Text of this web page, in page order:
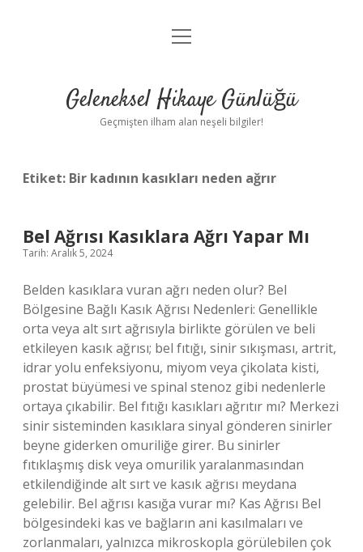
Anasayfa
Yasal Uyarı
menüyü
Geleneksel Hikaye Günlüğü
Geçmişten ilham alan neşeli bilgiler!
Etiket: Bir kadının kasıkları neden ağrır
Bel Ağrısı Kasıklara Ağrı Yapar Mı
Tarih: Aralık 5, 2024
Belden kasıklara vuran ağrı neden olur? Bel
Bölgesine Bağlı Kasık Ağrısı Nedenleri: Genellikle
orta veya alt sırt ağrısıyla birlikte görülen ve beli
etkileyen kasık ağrısı; bel fıtığı, sinir sıkışması, artrit,
idrar yolu enfeksiyonu, miyom veya çikolata kisti,
prostat büyümesi ve spinal stenoz gibi nedenlerle
ortaya çıkabilir. Bel fıtığı kasıkları ağrıtır mı? Merkezi
sinir sisteminden kasıklara sinyal gönderen sinirler
beyne giderken omuriliğe girer. Bu sinirler
fıtıklaşmış disk veya omurilik yaralanmasından
etkilendiğinde alt sırt ve kasık ağrısı meydana
gelebilir. Bel ağrısı kasığa vurar mı? Kas Ağrısı Bel
bölgesindeki kas ve bağların ani kasılmaları ve
zorlanmaları, yalnızca mikroskopla görülebilen çok